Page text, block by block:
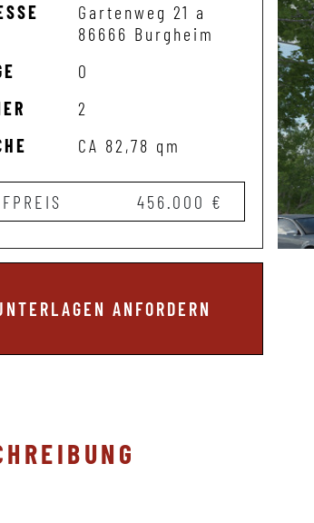
Gartenweg 21 a
86666 Burgheim
0
2
CA 82,78 qm
456.000 €
ANFORDERN